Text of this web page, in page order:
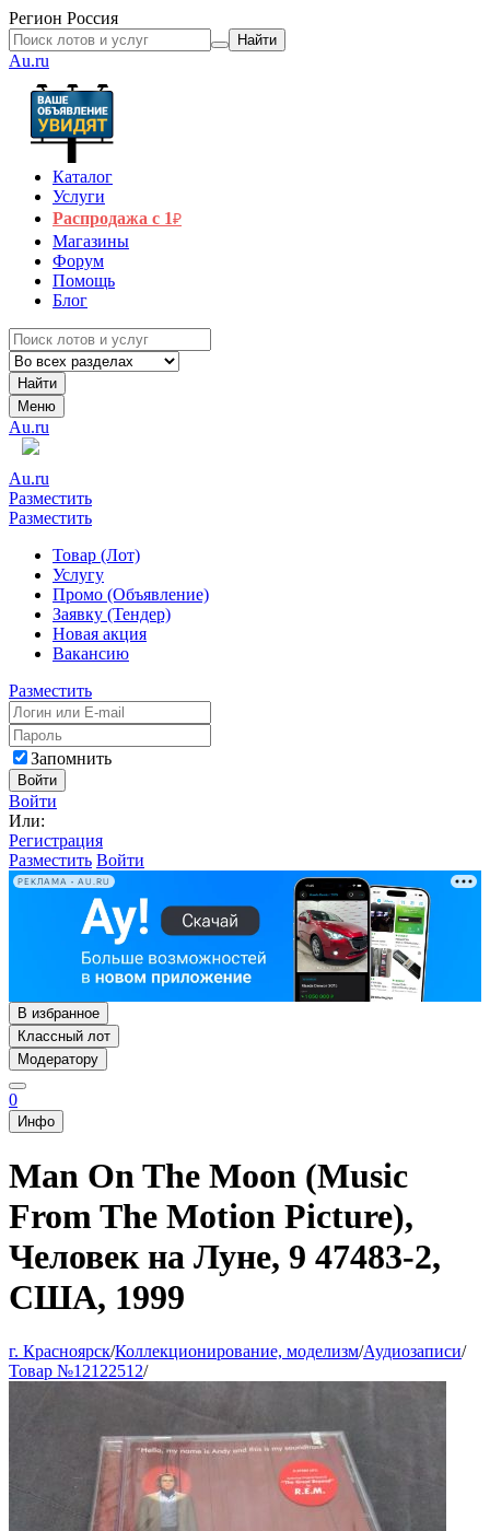
Регион Россия
Найти
Au.ru
Каталог
Услуги
Распродажа с 1₽
Магазины
Форум
Помощь
Блог
Найти
Меню
Au.ru
Au.ru
Разместить
Разместить
Товар (Лот)
Услугу
Промо (Объявление)
Заявку (Тендер)
Новая акция
Вакансию
Разместить
Запомнить
Войти
Войти
Или:
Регистрация
Разместить Войти
РЕКЛАМА • AU.RU
В избранное
Классный лот
Модератору
0
Инфо
Man On The Moon (Music
From The Motion Picture),
Человек на Луне, 9 47483-2,
США, 1999
г. Красноярск/Коллекционирование, моделизм/Аудиозаписи/
Товар №12122512/